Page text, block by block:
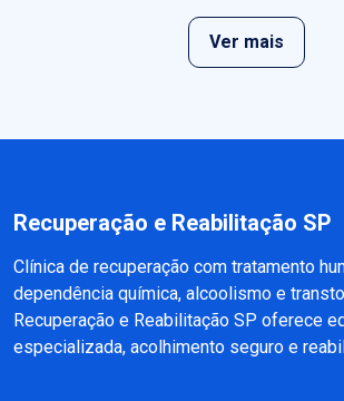
Ver mais
Recuperação e Reabilitação SP
Clínica de recuperação com tratamento
dependência química, alcoolismo e
Recuperação e Reabilitação SP oferece
especializada, acolhimento seguro e